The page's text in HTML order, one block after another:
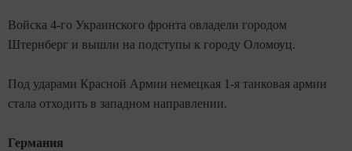
Войска 4-го Украинского фронта овладели городом
Штернберг и вышли на подступы к городу Оломоуц.
Под ударами Красной Армии немецкая 1-я танковая армии
стала отходить в западном направлении.
Германия